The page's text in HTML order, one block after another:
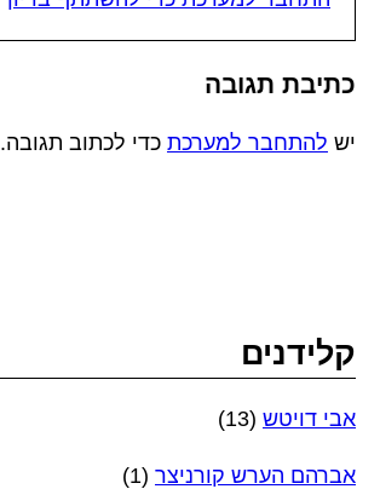
כתיבת תגובה
יש להתחבר למערכת כדי לכתוב תגובה.
קלידנים
אבי דויטש (13)
אברהם הערש קורניצר (1)